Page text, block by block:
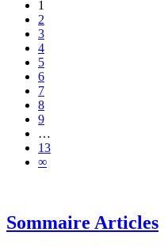
1
2
3
4
5
6
7
8
9
…
13
∞
Sommaire Articles